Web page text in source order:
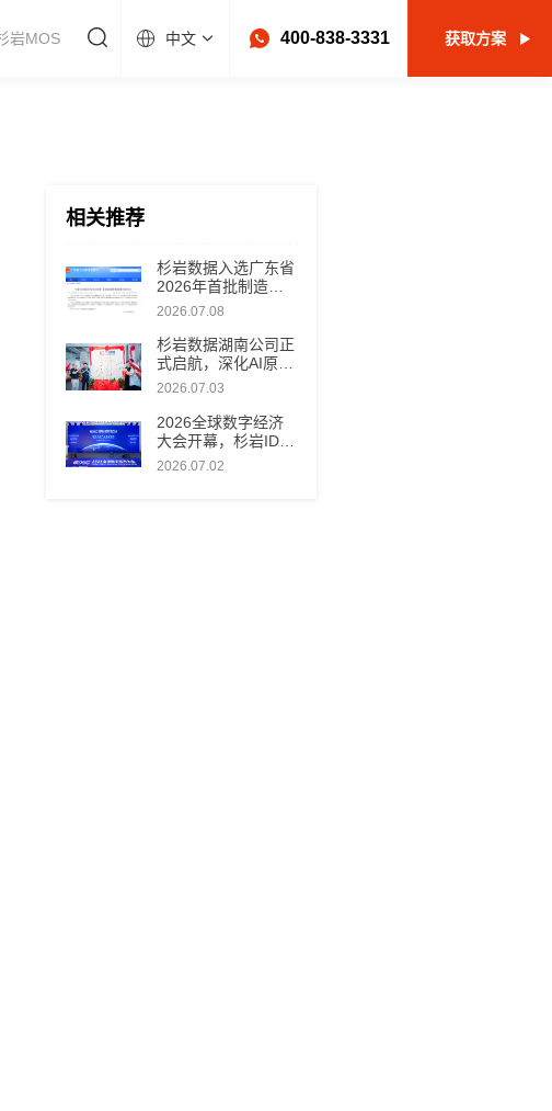
中文 400-838-3331 获取方案
相关推荐
杉岩数据入选广东省
2026年首批制造业
赋能资源名单，以新
数智化升级
2026.07.08
杉岩数据湖南公司正
式启航，深化AI原生
数据基础设施全国布
2026.07.03
2026全球数字经济
大会开幕，杉岩IDM
V5新品首发！
2026.07.02